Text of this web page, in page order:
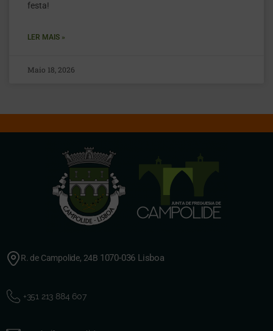
festa!
LER MAIS »
Maio 18, 2026
R. de Campolide, 24B 1070-036 Lisboa
+351 213 884 607